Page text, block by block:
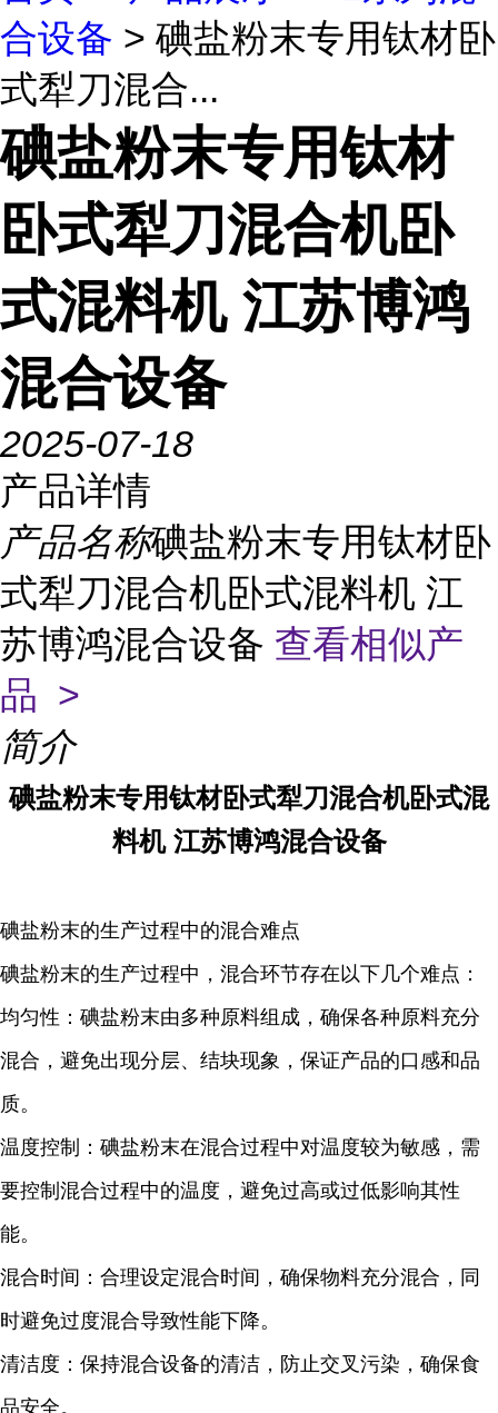
合设备 > 碘盐粉末专用钛材卧
式犁刀混合...
碘盐粉末专用钛材
卧式犁刀混合机卧
式混料机 江苏博鸿
混合设备
2025-07-18
产品详情
产品名称碘盐粉末专用钛材卧
式犁刀混合机卧式混料机 江
苏博鸿混合设备 查看相似产
品 >
简介
碘盐粉末专用钛材卧式犁刀混合机卧式混
料机 江苏博鸿混合设备
碘盐粉末的生产过程中的混合难点
碘盐粉末的生产过程中，混合环节存在以下几个难点：
均匀性：碘盐粉末由多种原料组成，确保各种原料充分
混合，避免出现分层、结块现象，保证产品的口感和品
质。
温度控制： 碘盐粉末在混合过程中对温度较为敏感，需
要控制混合过程中的温度，避免过高或过低影响其性
能。
混合时间：合理设定混合时间，确保物料充分混合，同
时避免过度混合导致性能下降。
清洁度：保持混合设备的清洁，防止交叉污染，确保食
品安全。